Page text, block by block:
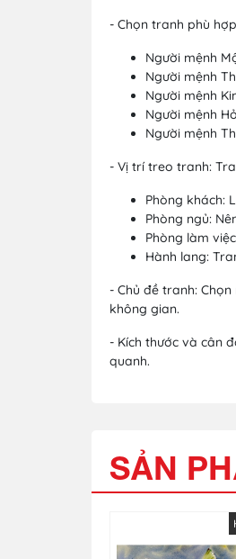
- Chọn tranh phù
Người mệnh
Người mệnh
Người mệnh
Người mệnh
Người mệnh
- Vị trí treo tranh:
Phòng khách:
Phòng ngủ:
Phòng làm
Hành lang:
- Chủ đề tranh:
không gian.
- Kích thước và cân
quanh.
SẢN